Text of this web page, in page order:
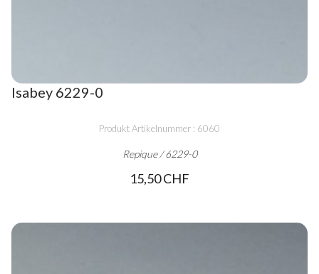
Isabey 6229-0
Produkt Artikelnummer : 6060
Repique / 6229-0
15,50 CHF